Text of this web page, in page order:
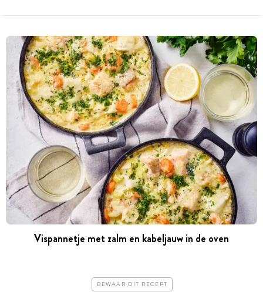
Vispannetje met zalm en kabeljauw in de oven
BEWAAR DIT RECEPT